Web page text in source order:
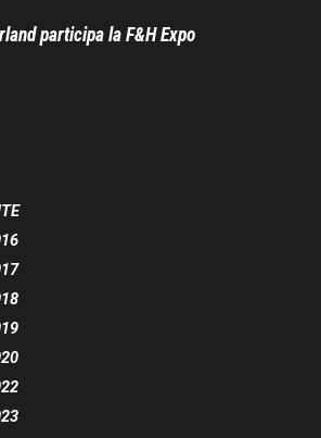
participa la F&H Expo